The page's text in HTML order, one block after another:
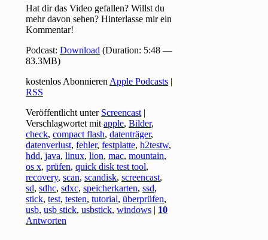
Hat dir das Video gefallen? Willst du
mehr davon sehen? Hinterlasse mir ein
Kommentar!
Podcast:Download (Duration: 5:48 —
83.3MB)
kostenlos Abonnieren Apple Podcasts |
RSS
Veröffentlicht unter Screencast |
Verschlagwortet mit apple,Bilder,
check,compact flash,datenträger,
datenverlust,fehler,festplatte,h2testw,
hdd,java,linux,lion,mac,mountain,
os x,prüfen,quick disk test tool,
recovery,scan,scandisk,screencast,
sd,sdhc,sdxc,speicherkarten,ssd,
stick,test,testen,tutorial,überprüfen,
usb,usb stick,usbstick,windows | 10
Antworten